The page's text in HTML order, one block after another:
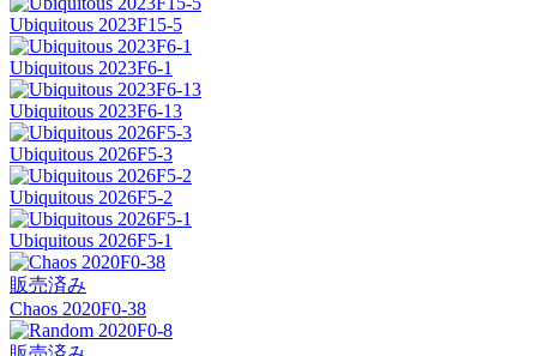
Ubiquitous 2023F15-5
Ubiquitous 2023F6-1
Ubiquitous 2023F6-13
Ubiquitous 2026F5-3
Ubiquitous 2026F5-2
Ubiquitous 2026F5-1
販売済み
Chaos 2020F0-38